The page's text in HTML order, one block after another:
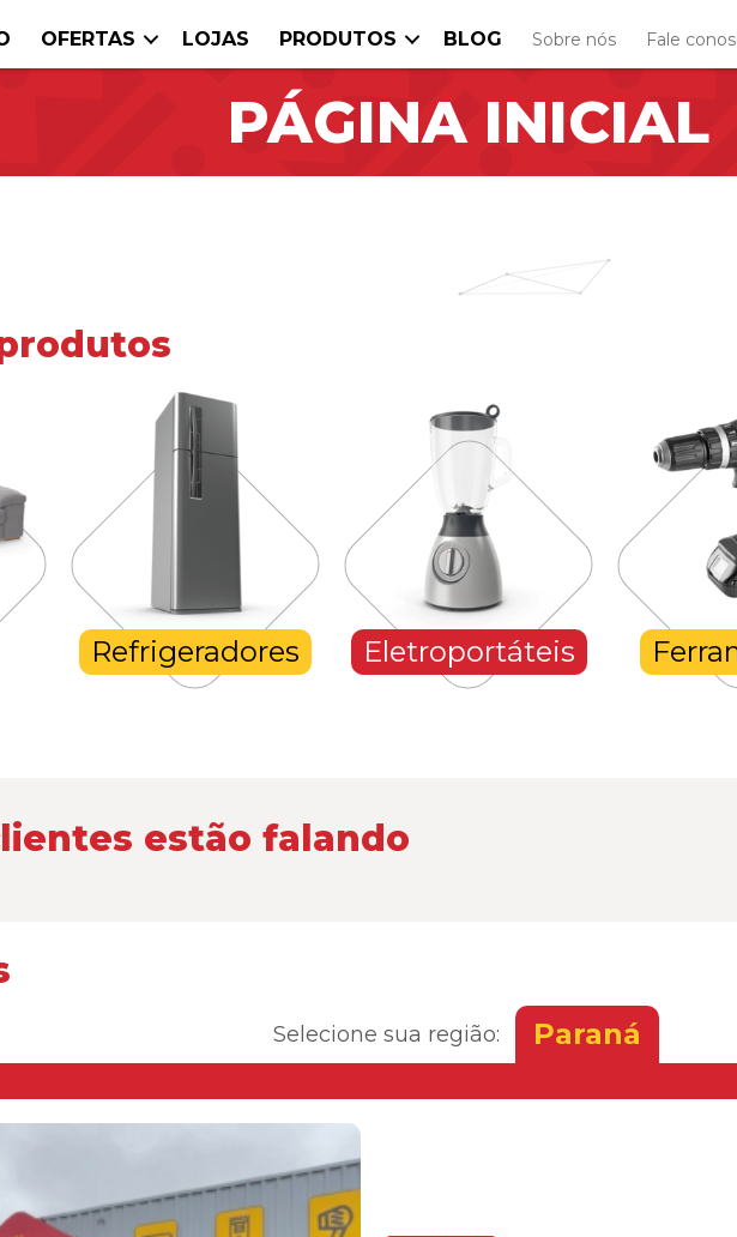
OFERTAS LOJAS PRODUTOS BLOG Sobre nós Fale
PÁGINA INICIAL
Refrigeradores Eletroportáteis
estão falando
Selecione sua região: Paraná